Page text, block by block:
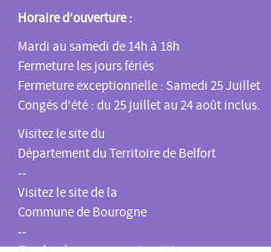
Horaire d’ouverture :
Mardi au samedi de 14h à 18h
Fermeture les jours fériés
Fermeture exceptionnelle : Samedi 25 Juillet
Congés d'été : du 25 juillet au 24 août inclus.
Visitez le site du
Département du Territoire de Belfort
--
Visitez le site de la
Commune de Bourogne
--